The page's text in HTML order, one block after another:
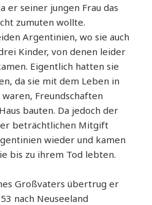
er seiner jungen Frau das
zumuten wollte.
Argentinien, wo sie auch
Kinder, von denen leider
Eigentlich hatten sie
da sie mit dem Leben in
Freundschaften
bauten. Da jedoch der
beträchtlichen Mitgift
wieder und kamen
bis zu ihrem Tod lebten.
Großvaters übertrug er
nach Neuseeland